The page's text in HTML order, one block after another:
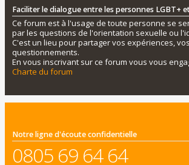
Faciliter le dialogue entre les personnes LGBT+
Ce forum est à l'usage de toute personne se
par les questions de l'orientation sexuelle ou
C'est un lieu pour partager vos expériences,
questionnements.
En vous inscrivant sur ce forum vous vous
Charte du forum
Notre ligne d'écoute confidentielle
0805 69 64 64